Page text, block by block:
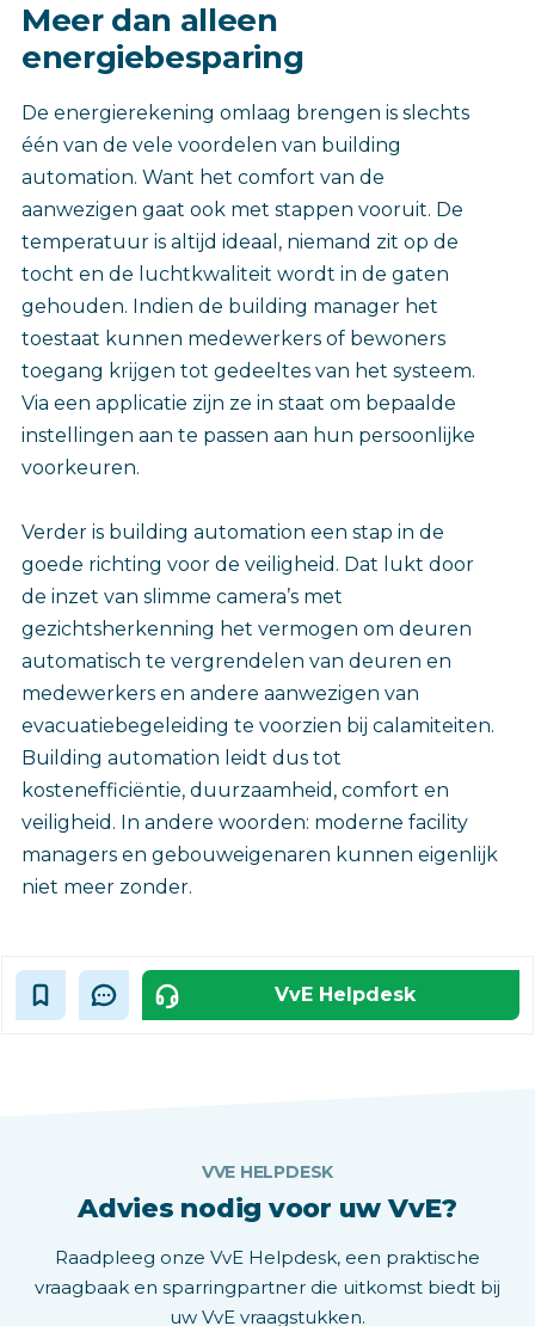
Meer dan alleen
energiebesparing
De energierekening omlaag brengen is slechts
één van de vele voordelen van building
automation. Want het comfort van de
aanwezigen gaat ook met stappen vooruit. De
temperatuur is altijd ideaal, niemand zit op de
tocht en de luchtkwaliteit wordt in de gaten
gehouden. Indien de building manager het
toestaat kunnen medewerkers of bewoners
toegang krijgen tot gedeeltes van het systeem.
Via een applicatie zijn ze in staat om bepaalde
instellingen aan te passen aan hun persoonlijke
voorkeuren.
Verder is building automation een stap in de
goede richting voor de veiligheid. Dat lukt door
de inzet van slimme camera’s met
gezichtsherkenning het vermogen om deuren
automatisch te vergrendelen van deuren en
medewerkers en andere aanwezigen van
evacuatiebegeleiding te voorzien bij calamiteiten.
Building automation leidt dus tot
kostenefficiëntie, duurzaamheid, comfort en
veiligheid. In andere woorden: moderne facility
managers en gebouweigenaren kunnen eigenlijk
niet meer zonder.
VvE Helpdesk
VVE HELPDESK
Advies nodig voor uw VvE?
Raadpleeg onze VvE Helpdesk, een praktische
vraagbaak en sparringpartner die uitkomst biedt bij
uw VvE vraagstukken.